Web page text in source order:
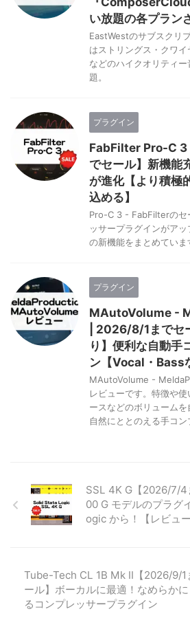
い放題の各プラン
EastWestのサブスクリ
はストリングス・クワ
などのハイクオリティ
題。
プラグイン
FabFilter Pro-C
でセール】新機能
が進化【より積極
込める】
Pro-C 3 - FabFilterのセ
ッサープラグインがア
の新機能をまとめていま
プラグイン
MAutoVolume -
| 2026/8/1までセ
り】便利な自動手
ン【Vocal・Bass
MAutoVolume -
レビューです。特徴や
ースなどのボリューム
自然にととのえる手コン
SSL 4K G【2026/7/
00 G モデルのプラグ
ogic から！【レビュー
Tube-Tech CL 1B Mk II【2026/9/1
ール】ボーカルに最適！なめらか
るコンプレッサープラグイン